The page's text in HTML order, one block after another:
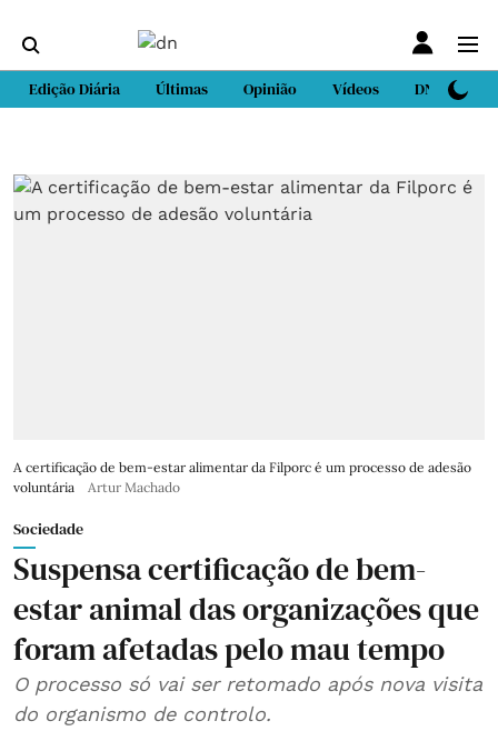
Edição Diária Últimas Opinião Vídeos DN Sport
A certificação de bem-estar alimentar da Filporc é um processo de adesão
voluntária
Artur Machado
Sociedade
Suspensa certificação de bem-
estar animal das organizações que
foram afetadas pelo mau tempo
O processo só vai ser retomado após nova visita
do organismo de controlo.